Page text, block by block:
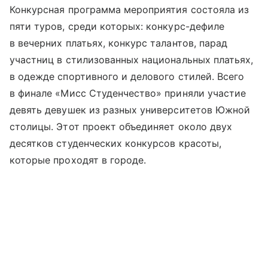
Конкурсная программа мероприятия состояла из
пяти туров, среди которых: конкурс-дефиле
в вечерних платьях, конкурс талантов, парад
участниц в стилизованных национальных платьях,
в одежде спортивного и делового стилей. Всего
в финале «Мисс Студенчество» приняли участие
девять девушек из разных университетов Южной
столицы. Этот проект объединяет около двух
десятков студенческих конкурсов красоты,
которые проходят в городе.